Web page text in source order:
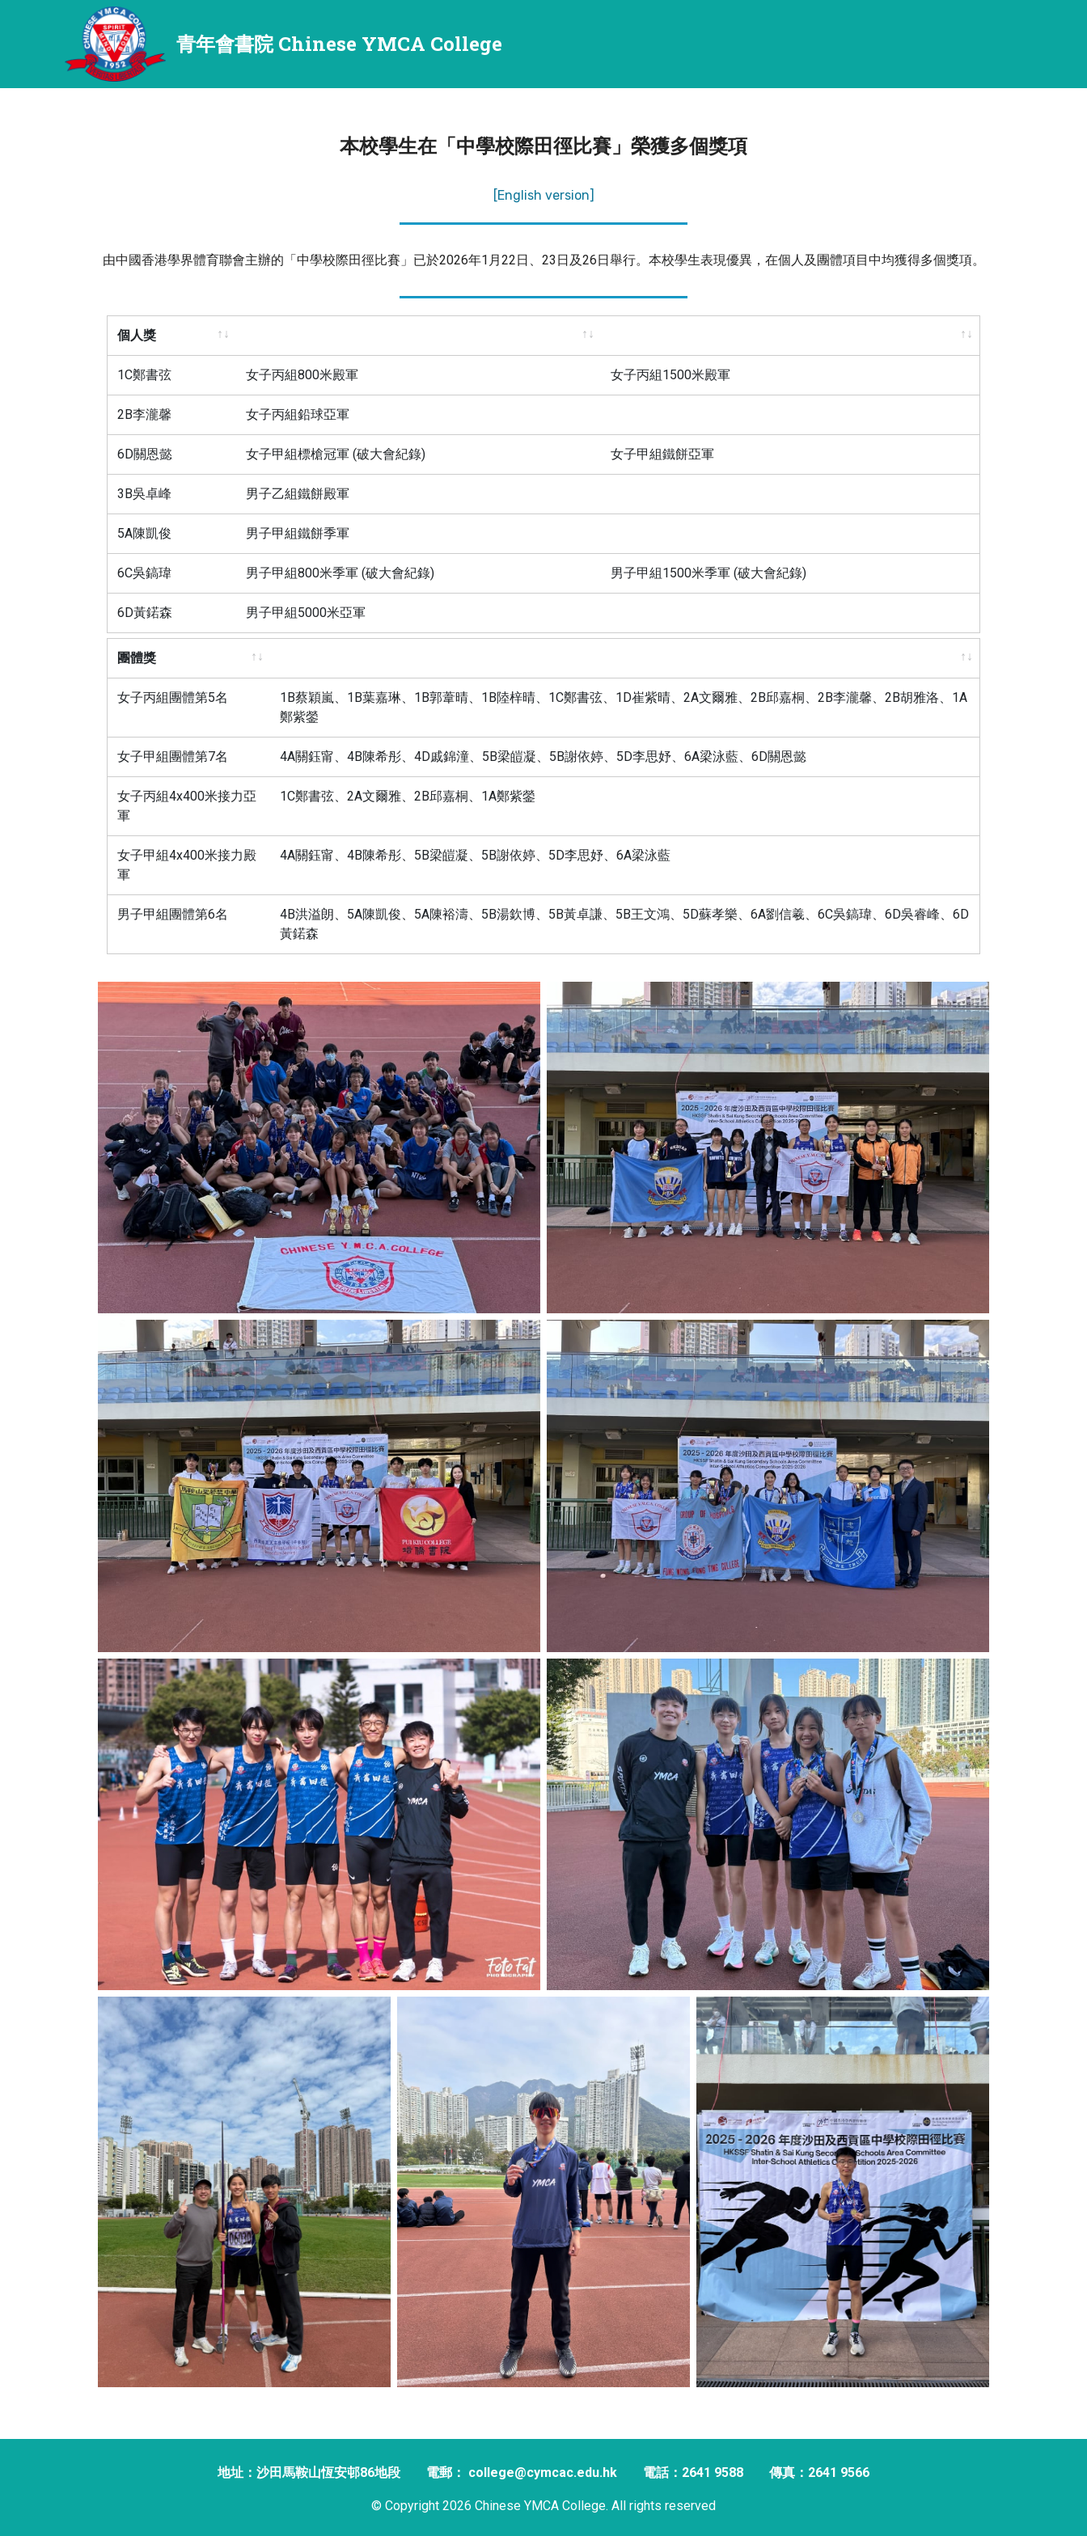
青年會書院 Chinese YMCA College
本校學生在「中學校際田徑比賽」榮獲多個獎項
[English version]
由中國香港學界體育聯會主辦的「中學校際田徑比賽」已於2026年1月22日、23日及26日舉行。本校學生表現優異，在個人及團體項目中均獲得多個獎項。
個人獎
個人獎
1C鄭書弦 女子丙組800米殿軍 女子丙組1500米殿軍
2B李瀧馨 女子丙組鉛球亞軍
6D關恩懿 女子甲組標槍冠軍 (破大會紀錄) 女子甲組鐵餅亞軍
3B吳卓峰 男子乙組鐵餅殿軍
5A陳凱俊 男子甲組鐵餅季軍
6C吳鎬瑋 男子甲組800米季軍 (破大會紀錄) 男子甲組1500米季軍 (破大會紀錄)
6D黃鍩森 男子甲組5000米亞軍
團體獎
團體獎
女子丙組團體第5名
1B蔡穎嵐、1B葉嘉琳、1B郭葦晴、1B陸梓晴、1C鄭書弦、1D崔紫晴、2A文爾雅、2B邱嘉桐、2B李瀧馨、2B胡雅洛、1A
鄭紫鎣
女子甲組團體第7名 4A關鈺甯、4B陳希彤、4D戚錦潼、5B梁皚凝、5B謝依婷、5D李思妤、6A梁泳藍、6D關恩懿
女子丙組4x400米接力亞
軍
1C鄭書弦、2A文爾雅、2B邱嘉桐、1A鄭紫鎣
女子甲組4x400米接力殿
軍
4A關鈺甯、4B陳希彤、5B梁皚凝、5B謝依婷、5D李思妤、6A梁泳藍
男子甲組團體第6名
4B洪溢朗、5A陳凱俊、5A陳裕濤、5B湯欽博、5B黃卓謙、5B王文鴻、5D蘇孝樂、6A劉信羲、6C吳鎬瑋、6D吳睿峰、6D
黃鍩森
地址：沙田馬鞍山恆安邨86地段 電郵： college@cymcac.edu.hk 電話：2641 9588 傳真：2641 9566
© Copyright 2026 Chinese YMCA College. All rights reserved